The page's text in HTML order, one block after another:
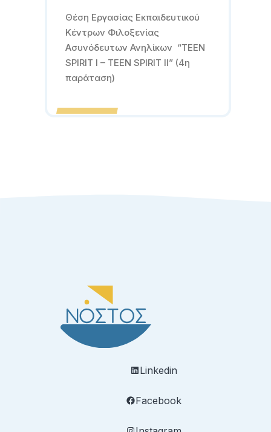
Θέση Εργασίας Εκπαιδευτικού
Κέντρων Φιλοξενίας
Ασυνόδευτων Ανηλίκων “TEEN
SPIRIT I – TEEN SPIRIT II” (4η
παράταση)
Linkedin
Facebook